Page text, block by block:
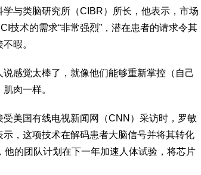
学与类脑研究所（CIBR）所长，他表示，市场
技术的需求“非常强烈”，潜在患者的请求令其
不暇。
说感觉太棒了，就像他们能够重新掌控（自己
肌肉一样。
受美国有线电视新闻网（CNN）采访时，罗敏
示，这项技术在解码患者大脑信号并将其转化
他的团队计划在下一年加速人体试验，将芯片